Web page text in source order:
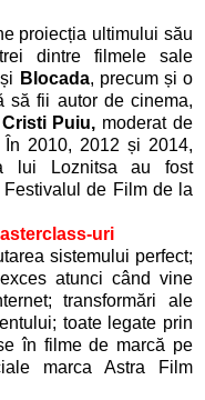
proiecția ultimului său
dintre filmele sale
și Blocada, precum și o
să fii autor de cinema,
Cristi Puiu, moderat de
2010, 2012 și 2014,
lui Loznitsa au fost
de Film de la
uri
sistemului perfect;
atunci când vine
transformări ale
toate legate prin
în filme de marcă pe
marca Astra Film